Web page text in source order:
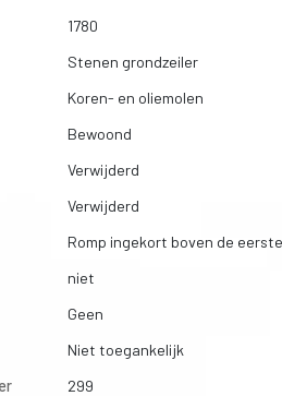
1780
Stenen grondzeiler
Koren- en oliemolen
Bewoond
Verwijderd
Verwijderd
Romp ingekort boven de
niet
Geen
Niet toegankelijk
299